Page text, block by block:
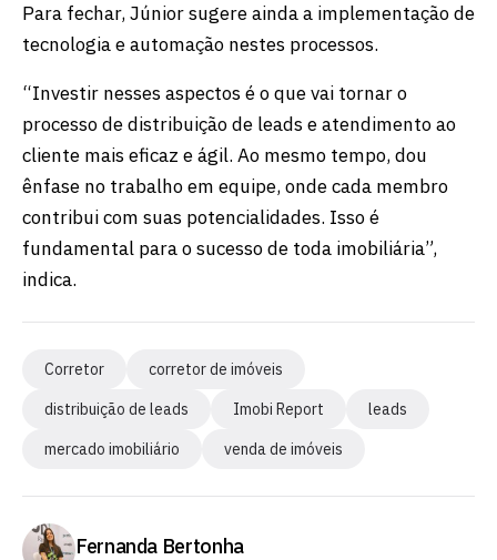
Para fechar, Júnior sugere ainda a implementação de
tecnologia e automação nestes processos.
“Investir nesses aspectos é o que vai tornar o
processo de distribuição de leads e atendimento ao
cliente mais eficaz e ágil. Ao mesmo tempo, dou
ênfase no trabalho em equipe, onde cada membro
contribui com suas potencialidades. Isso é
fundamental para o sucesso de toda imobiliária”,
indica.
Corretor
corretor de imóveis
distribuição de leads
Imobi Report
leads
mercado imobiliário
venda de imóveis
Fernanda Bertonha